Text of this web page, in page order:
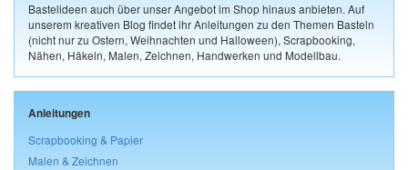
Bastelideen auch über unser Angebot im Shop hinaus anbieten. Auf
unserem kreativen Blog findet ihr Anleitungen zu den Themen Basteln
(nicht nur zu Ostern, Weihnachten und Halloween), Scrapbooking,
Nähen, Häkeln, Malen, Zeichnen, Handwerken und Modellbau.
Anleitungen
Scrapbooking & Papier
Malen & Zeichnen